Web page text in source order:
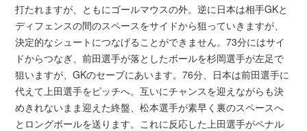
打たれますが、ともにゴールマウスの外。逆に日本は相手GKと
ディフェンスの間のスペースをサイドから狙っていきますが、
決定的なシュートにつなげることができません。73分にはサイ
ドからつなぎ、前田選手が落としたボールを杉岡選手が左足で
狙いますが、GKのセーブにあいます。76分、日本は前田選手に
代えて上田選手をピッチへ。互いにチャンスを迎えながらも決
めきれないまま迎えた終盤、松本選手が素早く裏のスペースへ
とロングボールを送ります。これに反応した上田選手がペナル